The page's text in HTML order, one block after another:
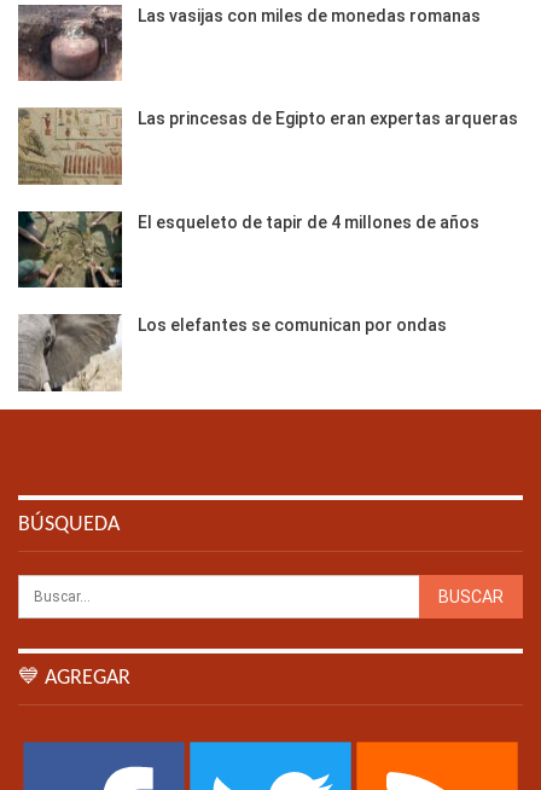
Las vasijas con miles de monedas romanas
Las princesas de Egipto eran expertas arqueras
El esqueleto de tapir de 4 millones de años
Los elefantes se comunican por ondas
BÚSQUEDA
💙 AGREGAR